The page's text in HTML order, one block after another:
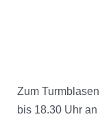
Zum
bis 18.30 Uhr